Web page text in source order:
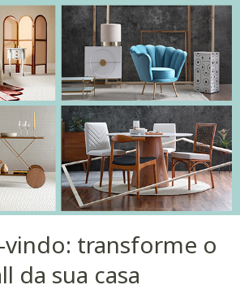
vindo: transforme o
da sua casa